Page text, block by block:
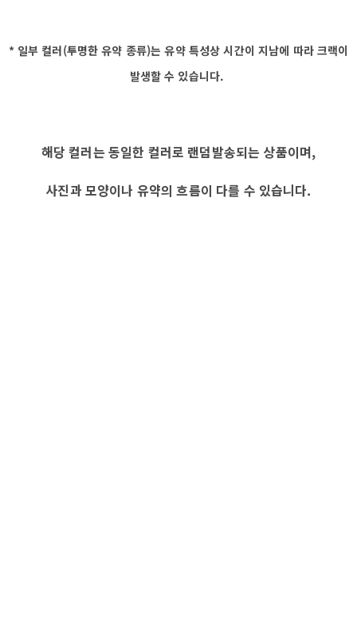
* 일부 컬러(투명한 유약 종류)는 유약 특성상 시간이 지남에 따라 크랙이
발생할 수 있습니다.
해당 컬러는 동일한 컬러로 랜덤발송되는 상품이며,
사진과 모양이나 유약의 흐름이 다를 수 있습니다.